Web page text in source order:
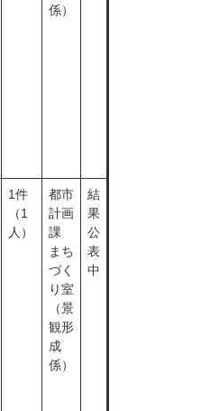
係）
1件
（1
人）
都市
計画
課
まち
づく
り室
（景
観形
成
係）
結
果
公
表
中